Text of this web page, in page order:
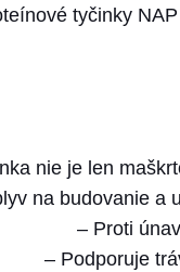
n
tyčinky
nie je len
na budovanie a
– Proti
– Podporuje